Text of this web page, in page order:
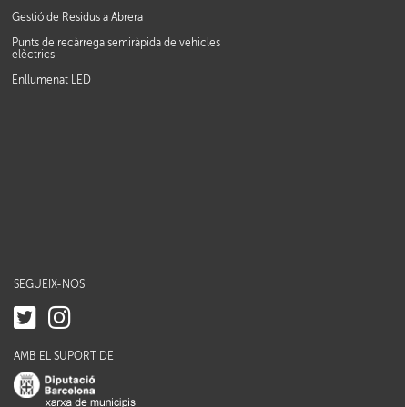
Gestió de Residus a Abrera
Punts de recàrrega semiràpida de vehicles
elèctrics
Enllumenat LED
SEGUEIX-NOS
AMB EL SUPORT DE